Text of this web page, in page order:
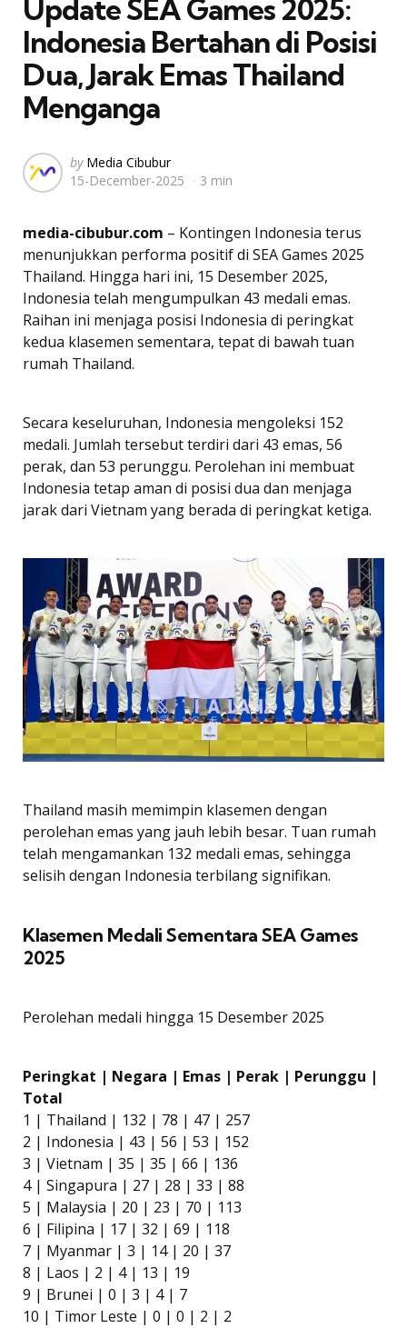
Update SEA Games 2025:
Indonesia Bertahan di Posisi
Dua, Jarak Emas Thailand
Menganga
Posted
by
by Media Cibubur
15-December-2025
3 min
media-cibubur.com – Kontingen Indonesia terus
menunjukkan performa positif di SEA Games 2025
Thailand. Hingga hari ini, 15 Desember 2025,
Indonesia telah mengumpulkan 43 medali emas.
Raihan ini menjaga posisi Indonesia di peringkat
kedua klasemen sementara, tepat di bawah tuan
rumah Thailand.
Secara keseluruhan, Indonesia mengoleksi 152
medali. Jumlah tersebut terdiri dari 43 emas, 56
perak, dan 53 perunggu. Perolehan ini membuat
Indonesia tetap aman di posisi dua dan menjaga
jarak dari Vietnam yang berada di peringkat ketiga.
Thailand masih memimpin klasemen dengan
perolehan emas yang jauh lebih besar. Tuan rumah
telah mengamankan 132 medali emas, sehingga
selisih dengan Indonesia terbilang signifikan.
Klasemen Medali Sementara SEA Games
2025
Perolehan medali hingga 15 Desember 2025
Peringkat | Negara | Emas | Perak | Perunggu |
Total
1 | Thailand | 132 | 78 | 47 | 257
2 | Indonesia | 43 | 56 | 53 | 152
3 | Vietnam | 35 | 35 | 66 | 136
4 | Singapura | 27 | 28 | 33 | 88
5 | Malaysia | 20 | 23 | 70 | 113
6 | Filipina | 17 | 32 | 69 | 118
7 | Myanmar | 3 | 14 | 20 | 37
8 | Laos | 2 | 4 | 13 | 19
9 | Brunei | 0 | 3 | 4 | 7
10 | Timor Leste | 0 | 0 | 2 | 2